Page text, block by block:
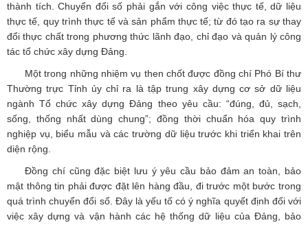
thành tích. Chuyển đổi số phải gắn với công việc thực tế, dữ liệu
thực tế, quy trình thực tế và sản phẩm thực tế; từ đó tạo ra sự thay
đổi thực chất trong phương thức lãnh đạo, chỉ đạo và quản lý công
tác tổ chức xây dựng Đảng.
Một trong những nhiệm vụ then chốt được đồng chí Phó Bí thư
Thường trực Tỉnh ủy chỉ ra là tập trung xây dựng cơ sở dữ liệu
ngành Tổ chức xây dựng Đảng theo yêu cầu: “đúng, đủ, sạch,
sống, thống nhất dùng chung”; đồng thời chuẩn hóa quy trình
nghiệp vụ, biểu mẫu và các trường dữ liệu trước khi triển khai trên
diện rộng.
Đồng chí cũng đặc biệt lưu ý yêu cầu bảo đảm an toàn, bảo
mật thông tin phải được đặt lên hàng đầu, đi trước một bước trong
quá trình chuyển đổi số. Đây là yếu tố có ý nghĩa quyết định đối với
việc xây dựng và vận hành các hệ thống dữ liệu của Đảng, bảo